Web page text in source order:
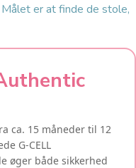
er at finde de stole,
ca. 15 måneder til 12
G-CELL
øger både sikkerhed